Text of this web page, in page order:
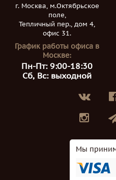
г. Москва, м.Октябрьское
поле,
Тепличный пер., дом 4,
офис 31.
График работы офиса в
Москве:
Пн-Пт: 9:00-18:30
Сб, Вс: выходной
Мы